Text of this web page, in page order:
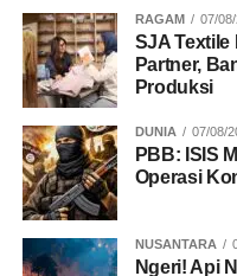
RAGAM 07/
SJA
Partner,
Produksi
DUNIA 07/08/
PBB: ISIS
Operasi
NUSANTARA
Ngeri! Api